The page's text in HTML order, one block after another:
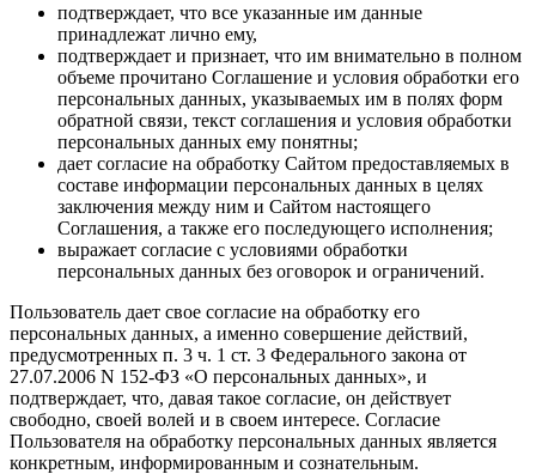
подтверждает, что все указанные им данные
принадлежат лично ему,
подтверждает и признает, что им внимательно в полном
объеме прочитано Соглашение и условия обработки его
персональных данных, указываемых им в полях форм
обратной связи, текст соглашения и условия обработки
персональных данных ему понятны;
дает согласие на обработку Сайтом предоставляемых в
составе информации персональных данных в целях
заключения между ним и Сайтом настоящего
Соглашения, а также его последующего исполнения;
выражает согласие с условиями обработки
персональных данных без оговорок и ограничений.
Пользователь дает свое согласие на обработку его
персональных данных, а именно совершение действий,
предусмотренных п. 3 ч. 1 ст. 3 Федерального закона от
27.07.2006 N 152-ФЗ «О персональных данных», и
подтверждает, что, давая такое согласие, он действует
свободно, своей волей и в своем интересе. Согласие
Пользователя на обработку персональных данных является
конкретным, информированным и сознательным.